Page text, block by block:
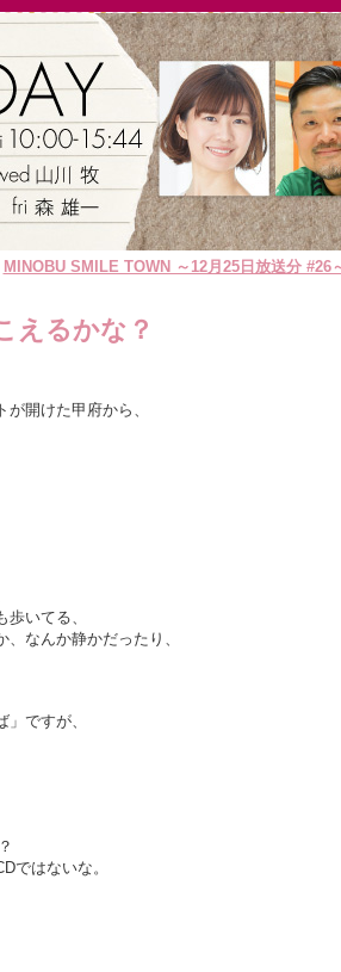
MINOBU SMILE TOWN ～12月25日放送分 #26
えるかな？
開けた甲府から、
いてる、
なんか静かだったり、
ですが、
ではないな。